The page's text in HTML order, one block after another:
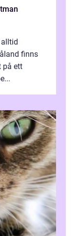
finns
på ett